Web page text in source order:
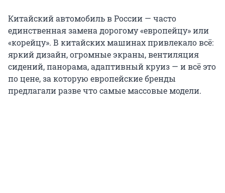
Китайский автомобиль в России — часто
единственная замена дорогому «европейцу» или
«корейцу». В китайских машинах привлекало всё:
яркий дизайн, огромные экраны, вентиляция
сидений, панорама, адаптивный круиз — и всё это
по цене, за которую европейские бренды
предлагали разве что самые массовые модели.